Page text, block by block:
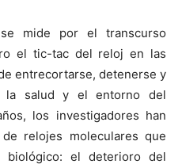
mide por el transcurso
el tic-tac del reloj en las
entrecortarse, detenerse y
la salud y el entorno del
los investigadores han
relojes moleculares que
biológico: el deterioro del